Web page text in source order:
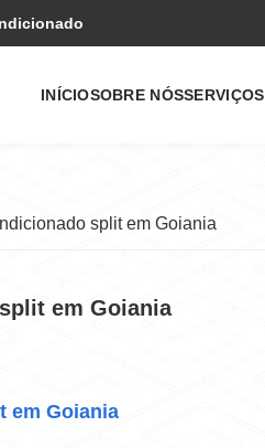
INÍCIOSOBRE NÓSSERVIÇOS
split em Goiania
em Goiania
em Goiania